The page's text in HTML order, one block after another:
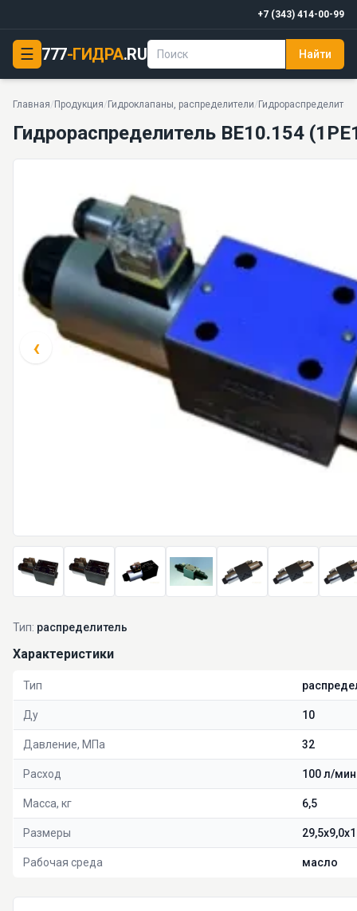
+7 (343) 414-00-99
☰ 777-ГИДРА.RU Найти
Главная/ Продукция/ Гидроклапаны, распределители/
Гидрораспределитель ВЕ10.154 (1РЕ10.154, ПЕ10.154)
Гидрораспределитель ВЕ10.154
‹
Тип: распределитель
Характеристики
Тип
Ду 10
Давление, МПа 32
Расход 100 л/
Масса, кг 6,5
Размеры
Рабочая среда масло